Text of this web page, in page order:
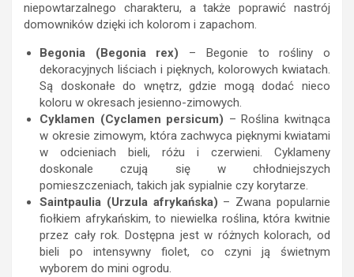
niepowtarzalnego charakteru, a także poprawić nastrój
domowników dzięki ich kolorom i zapachom.
Begonia (Begonia rex) – Begonie to rośliny o
dekoracyjnych liściach i pięknych, kolorowych kwiatach.
Są doskonałe do wnętrz, gdzie mogą dodać nieco
koloru w okresach jesienno-zimowych.
Cyklamen (Cyclamen persicum) – Roślina kwitnąca
w okresie zimowym, która zachwyca pięknymi kwiatami
w odcieniach bieli, różu i czerwieni. Cyklameny
doskonale czują się w chłodniejszych
pomieszczeniach, takich jak sypialnie czy korytarze.
Saintpaulia (Urzula afrykańska) – Zwana popularnie
fiołkiem afrykańskim, to niewielka roślina, która kwitnie
przez cały rok. Dostępna jest w różnych kolorach, od
bieli po intensywny fiolet, co czyni ją świetnym
wyborem do mini ogrodu.